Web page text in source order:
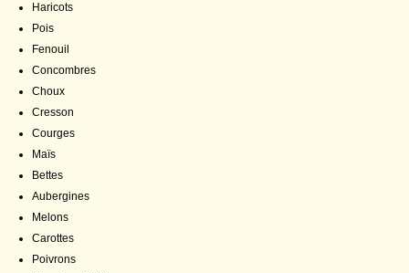
Haricots
Pois
Fenouil
Concombres
Choux
Cresson
Courges
Maïs
Bettes
Aubergines
Melons
Carottes
Poivrons